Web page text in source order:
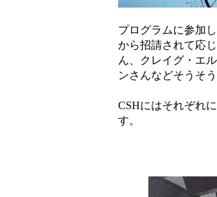
プログラムに参加
から招請されて応
ん、クレイグ・エ
ンさんなどそうそ
CSHにはそれぞれ
す。